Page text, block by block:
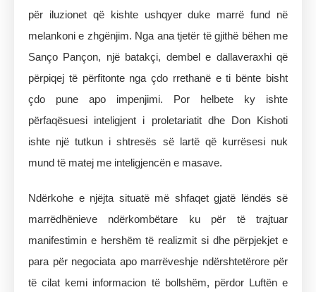
për iluzionet që kishte ushqyer duke marrë fund në
melankoni e zhgënjim. Nga ana tjetër të gjithë bëhen me
Sanço Pançon, një batakçi, dembel e dallaveraxhi që
përpiqej të përfitonte nga çdo rrethanë e ti bënte bisht
çdo pune apo impenjimi. Por helbete ky ishte
përfaqësuesi inteligjent i proletariatit dhe Don Kishoti
ishte një tutkun i shtresës së lartë që kurrësesi nuk
mund të matej me inteligjencën e masave.
Ndërkohe e njëjta situatë më shfaqet gjatë lëndës së
marrëdhënieve ndërkombëtare ku për të trajtuar
manifestimin e hershëm të realizmit si dhe përpjekjet e
para për negociata apo marrëveshje ndërshtetërore për
të cilat kemi informacion të bollshëm, përdor Luftën e